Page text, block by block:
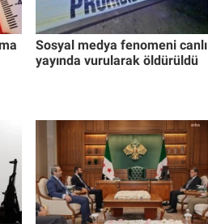
Sosyal medya fenomeni canlı
yayında vurularak öldürüldü